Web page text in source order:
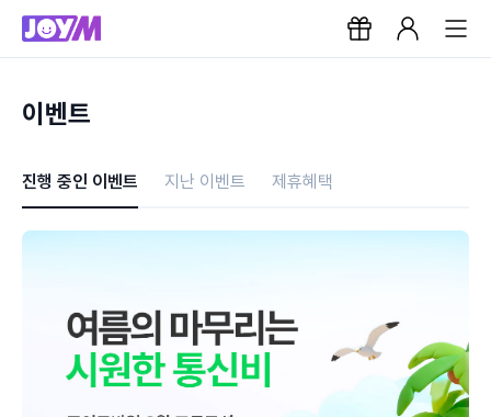
이벤트
진행 중인 이벤트 지난 이벤트 제휴혜택